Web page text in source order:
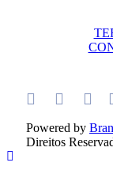
Powered by
Direitos